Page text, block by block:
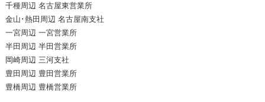
千種周辺 名古屋東営業所
金山･熱田周辺 名古屋南支社
一宮周辺 一宮営業所
半田周辺 半田営業所
岡崎周辺 三河支社
豊田周辺 豊田営業所
豊橋周辺 豊橋営業所